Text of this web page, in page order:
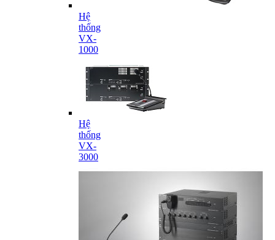
Hệ
thống
VX-
1000
Hệ
thống
VX-
3000